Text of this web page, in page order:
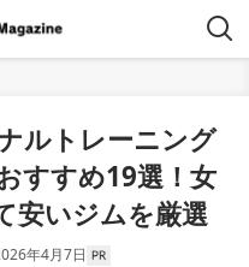
ルトレーニング
すすめ19選！女
安いジムを厳選
年4月7日